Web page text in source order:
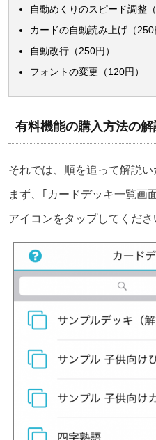
自動めくりのスピード調整（
カードの自動読み上げ（250
自動改行（250円）
フォントの変更（120円）
有料機能の購入方法の解
それでは、順を追って解説い
まず、｢カードデッキ一覧画
アイコンをタップしてくださ